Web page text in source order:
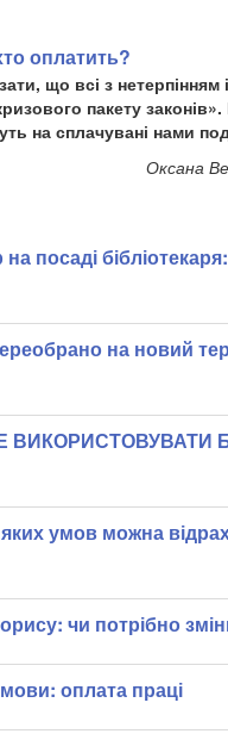
оплатить?
що всі з нетерпінням
пакету
на сплачувані нами
Оксана
посаді
на новий
умов можна
чи потрібно
оплата праці